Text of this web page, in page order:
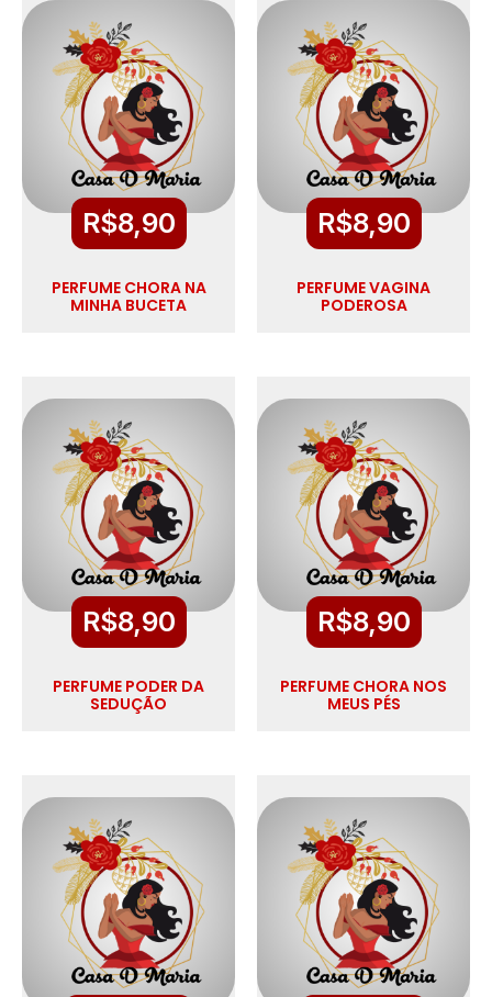
R$8,90
PERFUME CHORA NA
MINHA BUCETA
R$8,90
PERFUME VAGINA
PODEROSA
R$8,90
PERFUME PODER DA
SEDUÇÃO
R$8,90
PERFUME CHORA NOS
MEUS PÉS